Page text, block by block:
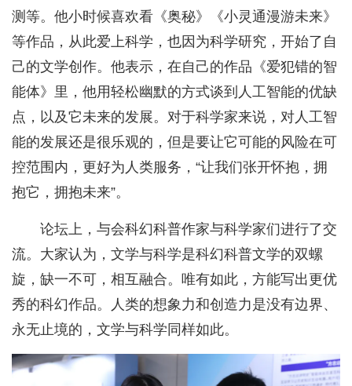
测等。他小时候喜欢看《奥秘》《小灵通漫游未来》
等作品，从此爱上科学，也因为科学研究，开始了自
己的文学创作。他表示，在自己的作品《爱犯错的智
能体》里，他用轻松幽默的方式谈到人工智能的优缺
点，以及它未来的发展。对于科学家来说，对人工智
能的发展还是很乐观的，但是要让它可能的风险在可
控范围内，更好为人类服务，“让我们张开怀抱，拥
抱它，拥抱未来”。
论坛上，与会科幻科普作家与科学家们进行了交
流。大家认为，文学与科学是科幻科普文学的双螺
旋，缺一不可，相互融合。唯有如此，方能写出更优
秀的科幻作品。人类的想象力和创造力是没有边界、
永无止境的，文学与科学同样如此。